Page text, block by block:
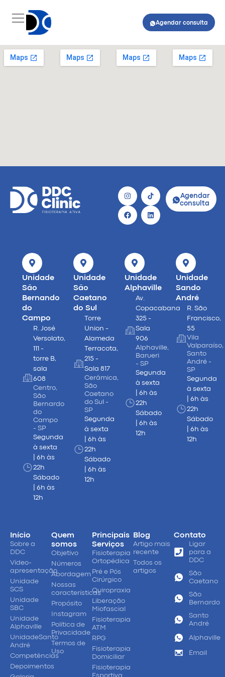
Agendar consulta
Agendar
consulta
Unidade
São
Bernando
do
Campo
R. José
Versolato,
111 -
torre B,
sala
608
Centro,
São
Bernardo
do
Campo
- SP
Segunda
à sexta
| 6h às
22h
Sábado
| 6h às
12h
Unidade
São
Caetano
do Sul
Torre
Union -
Alameda
Terracota,
215 -
Sala 817
Cerâmica,
São
Caetano
do Sul -
SP
Segunda
à sexta
| 6h às
22h
Sábado
| 6h às
12h
Unidade
Alphaville
Av.
Copacabana
325 -
Sala
906
Alphaville,
Barueri
- SP
Segunda
à sexta
| 6h às
22h
Sábado
| 6h às
12h
Unidade
Sando
André
R. São
Francisco,
55
Vila
Valparaíso,
Santo
André -
SP
Segunda
à sexta
| 6h às
22h
Sábado
| 6h às
12h
Início
Sobre a
DDC
Vídeo-
apresentação
Unidade
SCS
Unidade
SBC
Unidade
Alphaville
UnidadeSanto
André
Competências
Depoimentos
Quem
somos
Objetivo
Números
Abordagem
Nossas
características
Propósito
Instagram
Política de
Privacidade
Termos de
Uso
Principais
Serviços
Fisioterapia
Ortopédica
Pré e Pós
Cirúrgico
Quiropraxia
Liberação
Miofascial
Fisioterapia
ATM
RPG
Fisioterapia
Domiciliar
Fisioterapia
Esportiva
Blog
Artigo mais
recente
Todos os
artigos
Contato
Ligar
para a
DDC
São
Caetano
São
Bernardo
Santo
André
Alphaville
Email